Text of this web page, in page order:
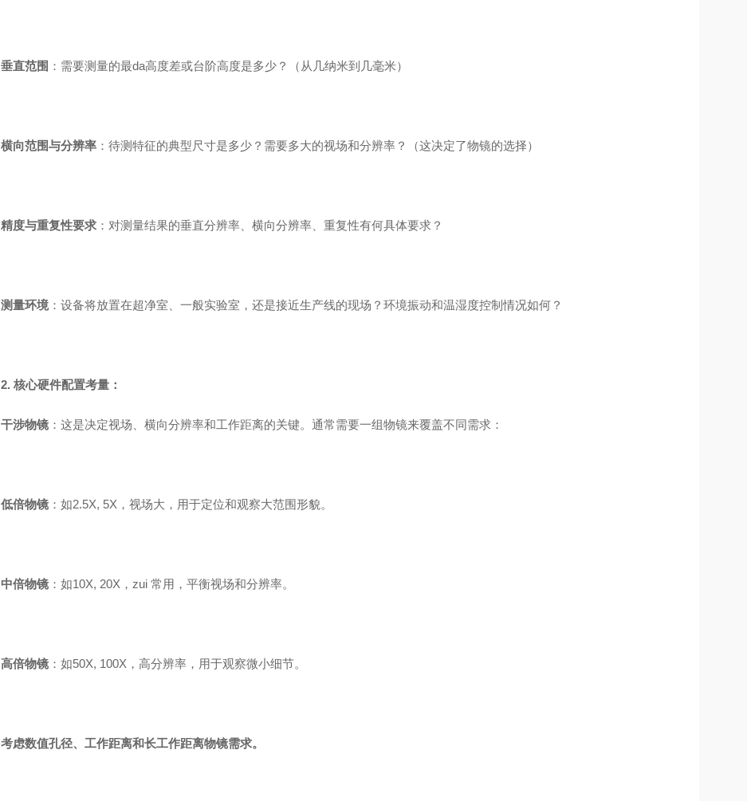
垂直范围 ：需要测量的最da高度差或台阶高度是多少？（从几纳米到几毫米）
横向范围与分辨率：待测特征的典型尺寸是多少？需要多大的视场和分辨率？（这决定了物镜的选择）
精度与重复性要求：对测量结果的垂直分辨率、横向分辨率、重复性有何具体要求？
测量环境：设备将放置在超净室、一般实验室，还是接近生产线的现场？环境振动和温湿度控制情况如何？
2. 核心硬件配置考量：
干涉物镜：这是决定视场、横向分辨率和工作距离的关键。通常需要一组物镜来覆盖不同需求：
低倍物镜：如2.5X, 5X，视场大，用于定位和观察大范围形貌。
中倍物镜：如10X, 20X，zui 常用，平衡视场和分辨率。
高倍物镜：如50X, 100X，高分辨率，用于观察微小细节。
考虑数值孔径、工作距离和长工作距离物镜需求。